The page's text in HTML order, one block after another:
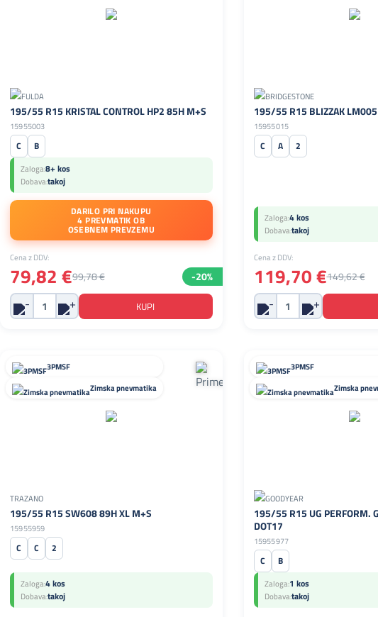
195/55 R15 KRISTAL CONTROL HP2 85H M+S
15955003
C B
Zaloga:8+ kos
Dobava:takoj
DARILO PRI NAKUPU
4 PREVMATIK OB
OSEBNEM PREVZEMU
Cena z DDV:
79,82 €99,78 € -20%
195/55 R15 BLIZZAK
15955015
C A 2
Zaloga:4 kos
Dobava:takoj
Cena z DDV:
119,70 €149,62 €
3PMSF
Zimska pnevmatika
TRAZANO
195/55 R15 SW608 89H XL M+S
15955959
C C 2
Zaloga:4 kos
Dobava:takoj
3PMSF
Zimska
195/55 R15 UG PERFORM.
DOT17
15955977
C B
Zaloga:1 kos
Dobava:takoj